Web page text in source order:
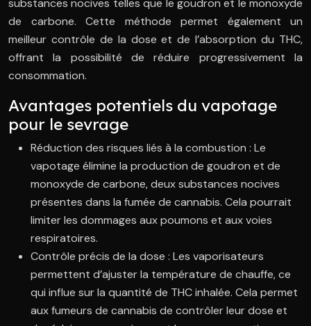
substances nocives telles que le goudron et le monoxyde
de carbone. Cette méthode permet également un
meilleur contrôle de la dose et de l’absorption du THC,
offrant la possibilité de réduire progressivement la
consommation.
Avantages potentiels du vapotage
pour le sevrage
Réduction des risques liés à la combustion : Le
vapotage élimine la production de goudron et de
monoxyde de carbone, deux substances nocives
présentes dans la fumée de cannabis. Cela pourrait
limiter les dommages aux poumons et aux voies
respiratoires.
Contrôle précis de la dose : Les vaporisateurs
permettent d’ajuster la température de chauffe, ce
qui influe sur la quantité de THC inhalée. Cela permet
aux fumeurs de cannabis de contrôler leur dose et